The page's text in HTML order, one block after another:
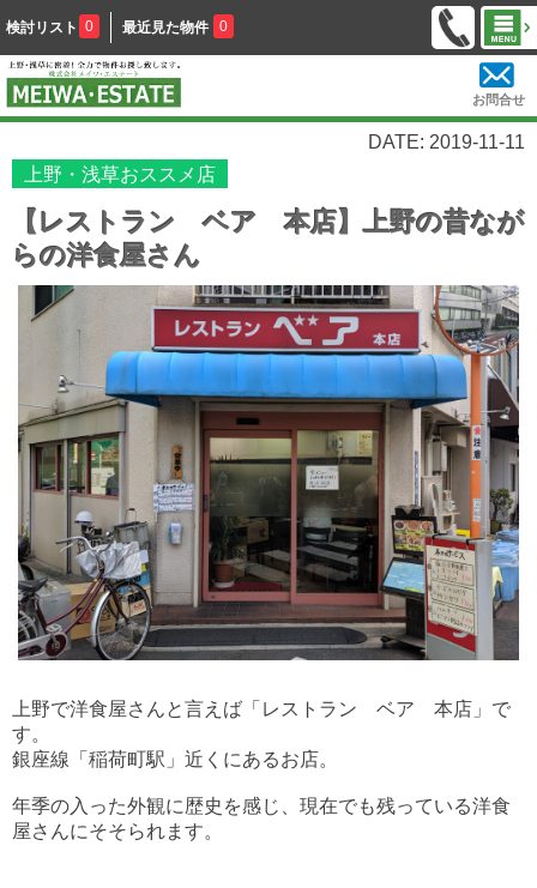
検討リスト 0 最近見た物件 0
お問合せ
DATE: 2019-11-11
上野・浅草おススメ店
【レストラン ベア 本店】上野の昔なが
らの洋食屋さん
上野で洋食屋さんと言えば「レストラン ベア 本店」で
す。
銀座線「稲荷町駅」近くにあるお店。
年季の入った外観に歴史を感じ、現在でも残っている洋食
屋さんにそそられます。